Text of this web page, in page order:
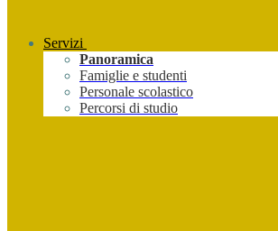
Servizi
Panoramica
Famiglie e studenti
Personale scolastico
Percorsi di studio